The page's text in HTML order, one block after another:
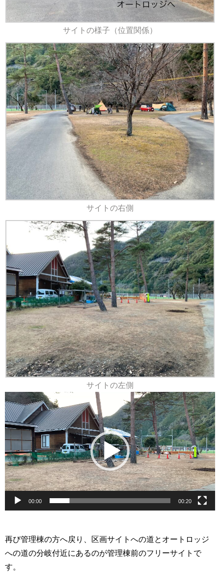
サイトの様子（位置関係）
サイトの右側
サイトの左側
動
画
プ
レ
ー
ヤ
ー
00:00 00:20
再び管理棟の方へ戻り、区画サイトへの道とオートロッジ
への道の分岐付近にあるのが管理棟前のフリーサイトで
す。